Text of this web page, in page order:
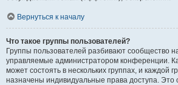
Вернуться к началу
Что такое группы пользователей?
Группы пользователей разбивают сообщество
управляемые администратором конференции.
может состоять в нескольких группах, и каждой
назначены индивидуальные права доступа. Это